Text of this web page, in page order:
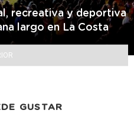
recreativa y deportiva
largo en La Costa
GUSTAR